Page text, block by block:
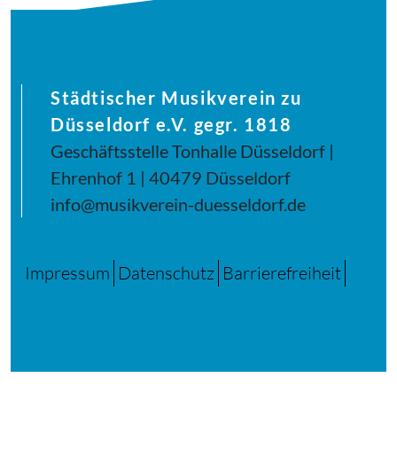
Städtischer Musikverein zu
Düsseldorf e.V. gegr. 1818
Geschäftsstelle Tonhalle Düsseldorf |
Ehrenhof 1 | 40479 Düsseldorf
info@musikverein-duesseldorf.de
Impressum Datenschutz Barrierefreiheit